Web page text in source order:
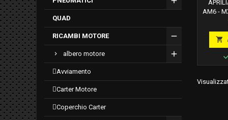
QUAD
RICAMBI MOTORE
albero motore
avviamento
carter motore
coperchio carter
AM6 -
50
(1999-
(2002-
